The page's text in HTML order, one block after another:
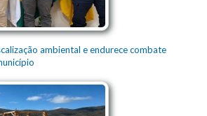
ambiental e endurece combate